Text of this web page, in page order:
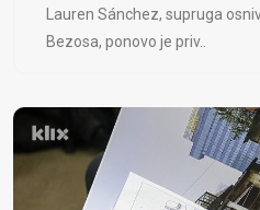
Lauren Sánchez, supruga
Bezosa, ponovo je priv..